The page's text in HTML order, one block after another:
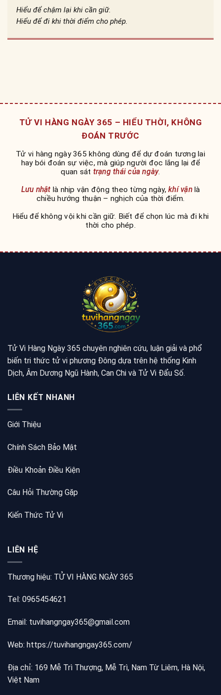
Hiểu để chậm lại khi cần giữ.
Hiểu để đi khi thời điểm cho phép.
TỬ VI HÀNG NGÀY 365 – HIỂU THỜI, KHÔNG
ĐOÁN TRƯỚC
Tử vi hàng ngày 365 không dùng để dự đoán tương lai
hay bói đoán sự việc, mà giúp người đọc lắng lại để
quan sát trạng thái của ngày.
Lưu nhậtlà nhịp vận động theo từng ngày, khí vậnlà
chiều hướng thuận – nghịch của thời điểm.
Hiểu để không vội khi cần giữ. Biết để chọn lúc mà đi khi
thời cho phép.
Tử Vi Hàng Ngày 365 chuyên nghiên cứu, luận giải và phổ
biến tri thức tử vi phương Đông dựa trên hệ thống Kinh
Dịch, Âm Dương Ngũ Hành, Can Chi và Tử Vi Đẩu Số.
LIÊN KẾT NHANH
Giới Thiệu
Chính Sách Bảo Mật
Điều Khoản Điều Kiện
Câu Hỏi Thường Gặp
Kiến Thức Tử Vi
LIÊN HỆ
Thương hiệu: TỬ VI HÀNG NGÀY 365
Tel: 0965454621
Email: tuvihangngay365@gmail.com
Web: https://tuvihangngay365.com/
Địa chỉ: 169 Mễ Trì Thượng, Mễ Trì, Nam Từ Liêm, Hà Nội,
Việt Nam